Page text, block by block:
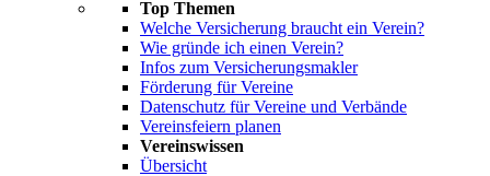
Top Themen
Welche Versicherung braucht ein Verein?
Wie gründe ich einen Verein?
Infos zum Versicherungsmakler
Förderung für Vereine
Datenschutz für Vereine und Verbände
Vereinsfeiern planen
Vereinswissen
Übersicht